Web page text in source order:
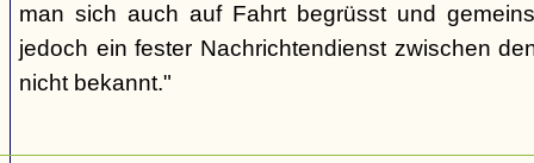
man sich auch auf Fahrt begrüsst und
jedoch ein fester Nachrichtendienst zwischen
nicht bekannt."